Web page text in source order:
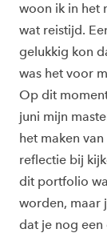
woon ik in het
wat reistijd.
gelukkig kon
was het voor
Op dit
juni mijn
het maken
reflectie bij
dit portfolio
worden, maar
dat je nog een